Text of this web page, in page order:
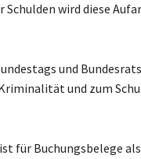
wird diese
und
und zum
für Buchungsbelege